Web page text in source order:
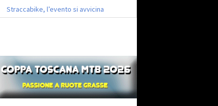
Straccabike, l’evento si avvicina